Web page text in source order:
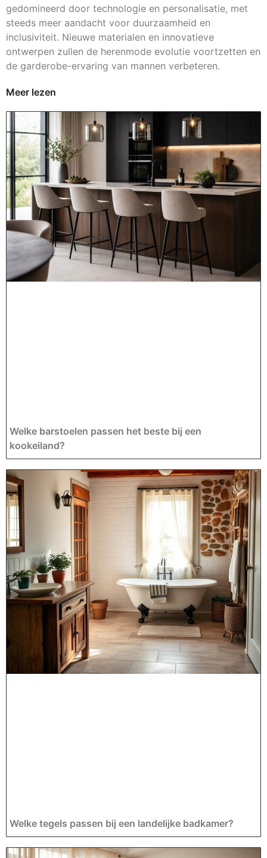
gedomineerd door technologie en personalisatie, met
steeds meer aandacht voor duurzaamheid en
inclusiviteit. Nieuwe materialen en innovatieve
ontwerpen zullen de herenmode evolutie voortzetten en
de garderobe-ervaring van mannen verbeteren.
Meer lezen
Welke barstoelen passen het beste bij een
kookeiland?
Welke tegels passen bij een landelijke badkamer?